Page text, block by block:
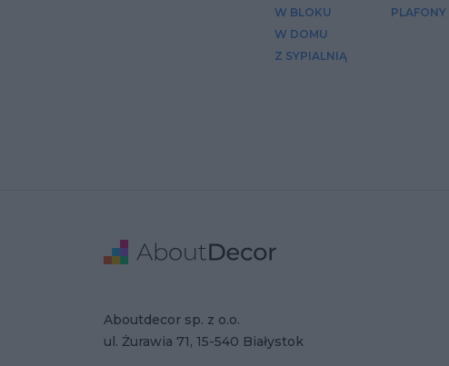
W BLOKU
W DOMU
Z SYPIALNIĄ
PLAFONY
Adres
Aboutdecor sp. z o.o.
ul. Żurawia 71, 15-540 Białystok
Dane Firmy